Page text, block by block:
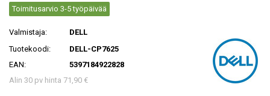
Toimitusarvio 3-5 työpäivää
Valmistaja:
DELL
Tuotekoodi:
DELL-CP7625
EAN:
5397184922828
Alin 30 pv hinta 71,90 €